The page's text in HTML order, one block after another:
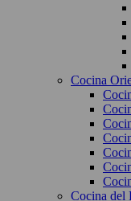
Cocina
Cocina del